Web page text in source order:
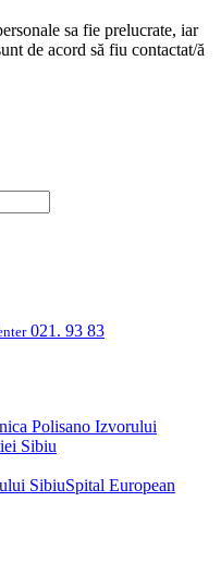
sa fie prelucrate, iar
de acord să fiu contactat/ă
021. 93 83
Polisano Izvorului
Sibiu
SibiuSpital European